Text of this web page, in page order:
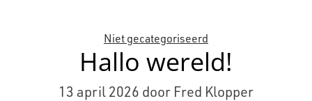
Categorieën
Niet gecategoriseerd
Hallo wereld!
13 april 2026 door Fred Klopper